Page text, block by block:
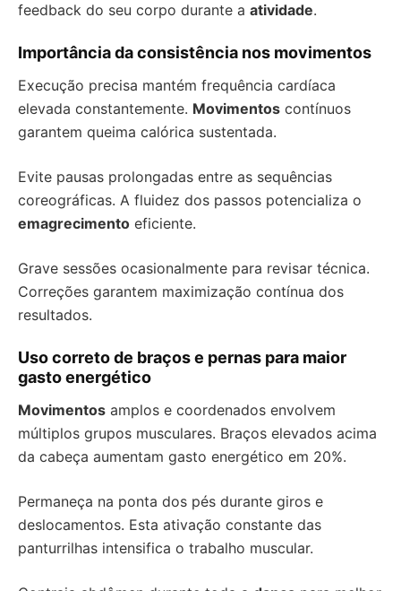
feedback do seu corpo durante a atividade.
Importância da consistência nos movimentos
Execução precisa mantém frequência cardíaca
elevada constantemente. Movimentos contínuos
garantem queima calórica sustentada.
Evite pausas prolongadas entre as sequências
coreográficas. A fluidez dos passos potencializa o
emagrecimento eficiente.
Grave sessões ocasionalmente para revisar técnica.
Correções garantem maximização contínua dos
resultados.
Uso correto de braços e pernas para maior
gasto energético
Movimentos amplos e coordenados envolvem
múltiplos grupos musculares. Braços elevados acima
da cabeça aumentam gasto energético em 20%.
Permaneça na ponta dos pés durante giros e
deslocamentos. Esta ativação constante das
panturrilhas intensifica o trabalho muscular.